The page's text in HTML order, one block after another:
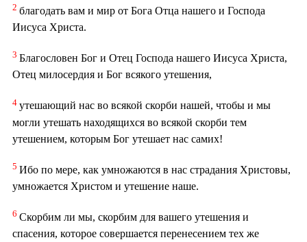
2 благодать вам и мир от Бога Отца нашего и Господа
Иисуса Христа.
3 Благословен Бог и Отец Господа нашего Иисуса Христа,
Отец милосердия и Бог всякого утешения,
4 утешающий нас во всякой скорби нашей, чтобы и мы
могли утешать находящихся во всякой скорби тем
утешением, которым Бог утешает нас самих!
5 Ибо по мере, как умножаются в нас страдания Христовы,
умножается Христом и утешение наше.
6 Скорбим ли мы, скорбим для вашего утешения и
спасения, которое совершается перенесением тех же